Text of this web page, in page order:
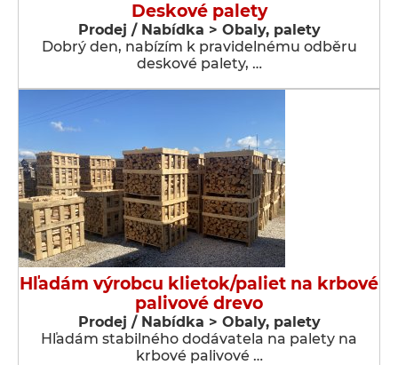
Deskové palety
Prodej / Nabídka > Obaly, palety
Dobrý den, nabízím k pravidelnému odběru
deskové palety, …
Hľadám výrobcu klietok/paliet na krbové
palivové drevo
Prodej / Nabídka > Obaly, palety
Hľadám stabilného dodávatela na palety na
krbové palivové …